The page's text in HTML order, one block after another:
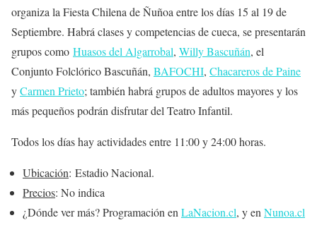
organiza la Fiesta Chilena de Ñuñoa entre los días 15 al 19 de
Septiembre. Habrá clases y competencias de cueca, se presentarán
grupos como Huasos del Algarrobal, Willy Bascuñán, el
Conjunto Folclórico Bascuñán, BAFOCHI, Chacareros de Paine
yCarmen Prieto; también habrá grupos de adultos mayores y los
más pequeños podrán disfrutar del Teatro Infantil.
Todos los días hay actividades entre 11:00 y 24:00 horas.
Ubicación: Estadio Nacional.
Precios: No indica
¿Dónde ver más? Programación en LaNacion.cl, y en Nunoa.cl